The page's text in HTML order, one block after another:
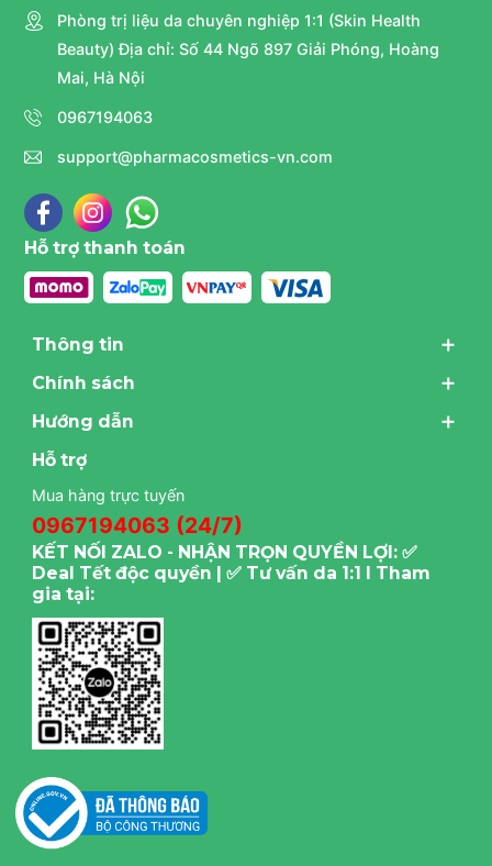
Phòng trị liệu da chuyên nghiệp 1:1 (Skin Health
Beauty) Địa chỉ: Số 44 Ngõ 897 Giải Phóng, Hoàng
Mai, Hà Nội
0967194063
support@pharmacosmetics-vn.com
Hỗ trợ thanh toán
Thông tin
Chính sách
Hướng dẫn
Hỗ trợ
Mua hàng trực tuyến
0967194063 (24/7)
KẾT NỐI ZALO - NHẬN TRỌN QUYỀN LỢI: ✅
Deal Tết độc quyền | ✅ Tư vấn da 1:1 I Tham
gia tại: